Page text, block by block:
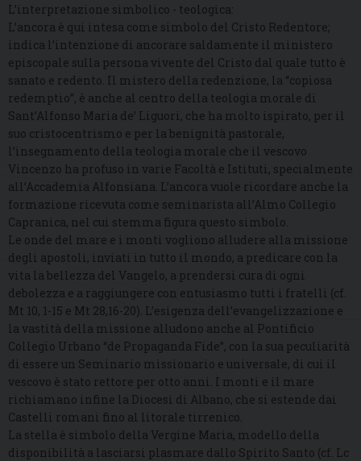
L’interpretazione simbolico - teologica:
L’ancora è qui intesa come simbolo del Cristo Redentore;
indica l’intenzione di ancorare saldamente il ministero
episcopale sulla persona vivente del Cristo dal quale tutto è
sanato e redento. Il mistero della redenzione, la “copiosa
redemptio”, è anche al centro della teologia morale di
Sant’Alfonso Maria de’ Liguori, che ha molto ispirato, per il
suo cristocentrismo e per la benignità pastorale,
l’insegnamento della teologia morale che il vescovo
Vincenzo ha profuso in varie Facoltà e Istituti, specialmente
all’Accademia Alfonsiana. L’ancora vuole ricordare anche la
formazione ricevuta come seminarista all’Almo Collegio
Capranica, nel cui stemma figura questo simbolo.
Le onde del mare e i monti vogliono alludere alla missione
degli apostoli, inviati in tutto il mondo, a predicare con la
vita la bellezza del Vangelo, a prendersi cura di ogni
debolezza e a raggiungere con entusiasmo tutti i fratelli (cf.
Mt 10, 1-15 e Mt 28,16-20). L’esigenza dell’evangelizzazione e
la vastità della missione alludono anche al Pontificio
Collegio Urbano “de Propaganda Fide”, con la sua peculiarità
di essere un Seminario missionario e universale, di cui il
vescovo è stato rettore per otto anni. I monti e il mare
richiamano infine la Diocesi di Albano, che si estende dai
Castelli romani fino al litorale tirrenico.
La stella è simbolo della Vergine Maria, modello della
disponibilità a lasciarsi plasmare dallo Spirito Santo (cf. Lc